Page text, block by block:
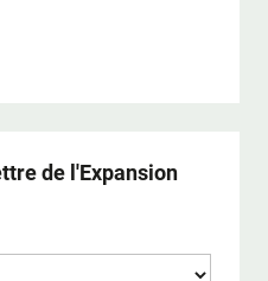
de l'Expansion